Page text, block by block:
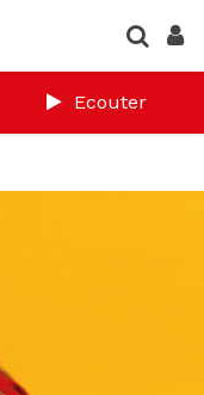
Ecouter